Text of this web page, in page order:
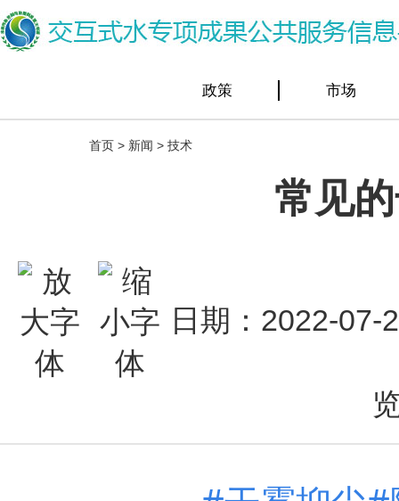
政策 市场
首页 > 新闻 > 技术
常见
日期：2022-